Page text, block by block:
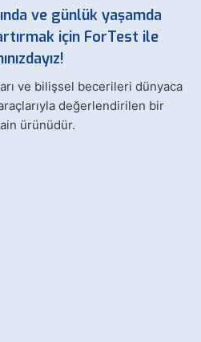
ve günlük yaşamda
için ForTest ile
ve bilişsel becerileri dünyaca
değerlendirilen bir
ürünüdür.